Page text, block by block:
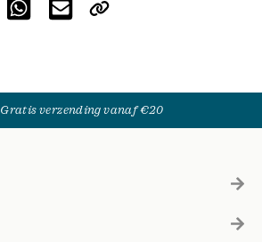
Gratis verzending vanaf €20